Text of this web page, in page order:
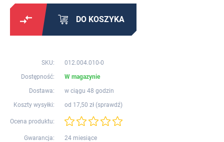
DO KOSZYKA
SKU:
012.004.010-0
Dostępność:
W magazynie
Dostawa:
w ciągu 48 godzin
Koszty wysyłki:
od 17,50 zł (sprawdź)
Ocena produktu:
Gwarancja: 24 miesiące